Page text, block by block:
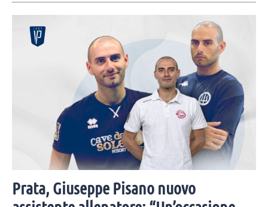
Prata, Giuseppe Pisano nuovo